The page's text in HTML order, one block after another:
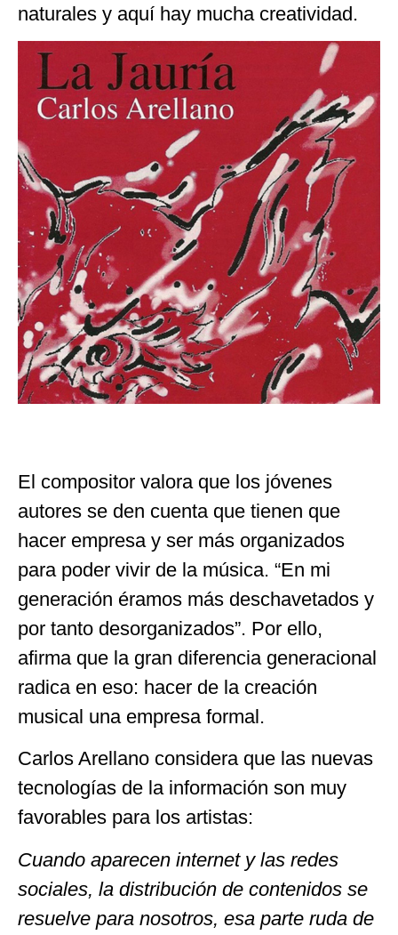
naturales y aquí hay mucha creatividad.
El compositor valora que los jóvenes
autores se den cuenta que tienen que
hacer empresa y ser más organizados
para poder vivir de la música. “En mi
generación éramos más deschavetados y
por tanto desorganizados”. Por ello,
afirma que la gran diferencia generacional
radica en eso: hacer de la creación
musical una empresa formal.
Carlos Arellano considera que las nuevas
tecnologías de la información son muy
favorables para los artistas:
Cuando aparecen internet y las redes
sociales, la distribución de contenidos se
resuelve para nosotros, esa parte ruda de